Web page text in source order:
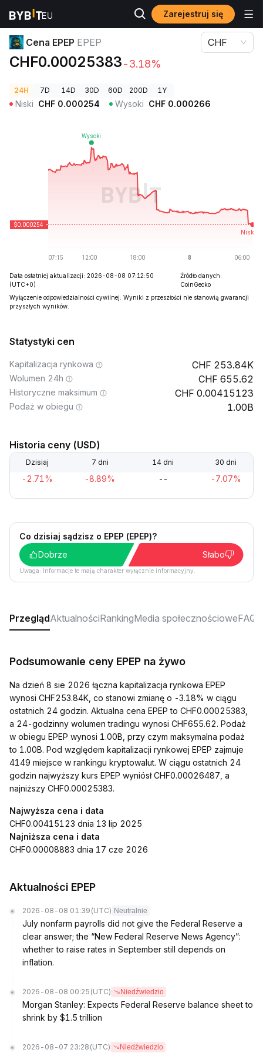
Zarejestruj się
Ceny kryptowalut
Cena EPEP EPEP
CHF0.00025383-3.18%
CHF
24H 7D 14D 30D 60D 200D 1Y
Niski CHF 0.000254 Wysoki CHF 0.000266
Data ostatniej aktualizacji: 2026-08-08 07:12:50
(UTC+0)
Źródło danych:
CoinGecko
Wyłączenie odpowiedzialności cywilnej: Wyniki z przeszłości nie stanowią gwarancji
przyszłych wyników.
Statystyki cen
Kapitalizacja rynkowa 253.84K
Wolumen 24h 655.62
Historyczne maksimum 0.00415123
Podaż w obiegu 1.00B
Historia ceny (USD)
Dzisiaj 7 dni 14 dni 30 dni
-2.71% -8.89% -- -7.07%
Co dzisiaj sądzisz o EPEP (EPEP)?
Dobrze
Słabo
Uwaga: Informacje te mają charakter wyłącznie informacyjny.
PrzeglądAktualnościRankingMedia społecznościoweFAQ
Podsumowanie ceny EPEP na żywo
Na dzień 8 sie 2026 łączna kapitalizacja rynkowa EPEP
wynosi CHF253.84K, co stanowi zmianę o -3.18% w ciągu
ostatnich 24 godzin. Aktualna cena EPEP to CHF0.00025383,
a 24-godzinny wolumen tradingu wynosi CHF655.62. Podaż
w obiegu EPEP wynosi 1.00B, przy czym maksymalna podaż
to 1.00B. Pod względem kapitalizacji rynkowej EPEP zajmuje
4149 miejsce w rankingu kryptowalut. W ciągu ostatnich 24
godzin najwyższy kurs EPEP wyniósł CHF0.00026487, a
najniższy CHF0.00025383.
Najwyższa cena i data
CHF0.00415123 dnia 13 lip 2025
Najniższa cena i data
CHF0.00008883 dnia 17 cze 2026
Aktualności EPEP
2026-08-08 01:39 (UTC) Neutralnie
July nonfarm payrolls did not give the Federal Reserve a
clear answer; the “New Federal Reserve News Agency”:
whether to raise rates in September still depends on
inflation.
2026-08-08 00:25 (UTC) Niedźwiedzio
Morgan Stanley: Expects Federal Reserve balance sheet to
shrink by $1.5 trillion
2026-08-07 23:28 (UTC) Niedźwiedzio